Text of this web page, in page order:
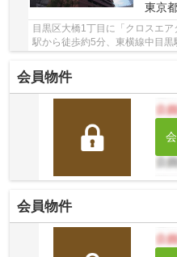
東京
目黒区大橋1丁目に「クロスエ
駅から徒歩約5分、東横線中目
会員物件
会員物件